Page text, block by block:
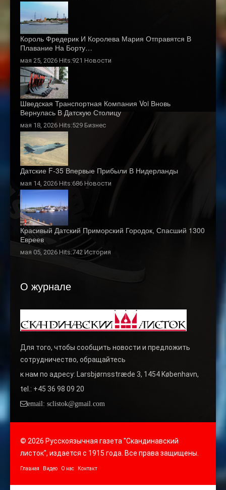
Король Фредерик И Королева Мария Отправятся В
Плавание На Борту…
мая 25, 2026 Hits:921 Новости
Шведская Транспортная Компания Voi Вновь
Вернулась В Датскую Столицу
мая 18, 2026 Hits:529 Бизнес
Датские F-35 Впервые Прибыли В Нидерланды
мая 14, 2026 Hits:686 Новости
Красивый Датский Приморский Городок, Спасший 1300
Евреев
мая 05, 2026 Hits:742 История
О журнале
Для того, чтобы сообщить новости и предложить
сотрудничество, обращайтесь
к нам по адресу: Larsbjørnsstræde 3, 1454 København,
tel.: +45 36 98 09 20
email: sclistok@gmail.com
© 2026 Русскоязычная газета "Скандинавский
листок", издается с 1915 года. Все права защищены.
Главная Видео О нас Контакт